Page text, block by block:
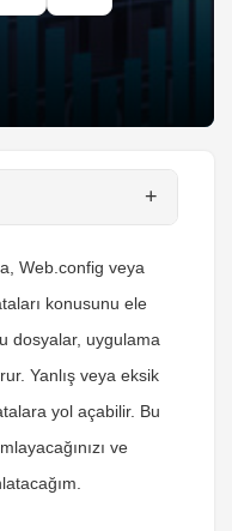
+
Web.config veya
konusunu ele
dosyalar, uygulama
Yanlış veya eksik
yol açabilir. Bu
ve